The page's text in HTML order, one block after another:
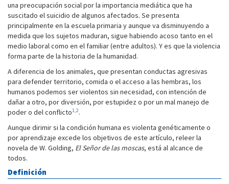
una preocupación social por la importancia mediática que ha
suscitado el suicidio de algunos afectados. Se presenta
principalmente en la escuela primaria y aunque va disminuyendo a
medida que los sujetos maduran, sigue habiendo acoso tanto en el
medio laboral como en el familiar (entre adultos). Y es que la violencia
forma parte de la historia de la humanidad.
A diferencia de los animales, que presentan conductas agresivas
para defender territorio, comida o el acceso a las hembras, los
humanos podemos ser violentos sin necesidad, con intención de
dañar a otro, por diversión, por estupidez o por un mal manejo de
poder o del conflicto1,2.
Aunque dirimir si la condición humana es violenta genéticamente o
por aprendizaje excede los objetivos de este artículo, releer la
novela de W. Golding, El Señor de las moscas, está al alcance de
todos.
Definición